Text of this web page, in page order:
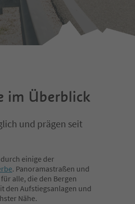
im Überblick
und prägen seit
einige der
. Panoramastraßen und
alle, die den Bergen
den Aufstiegsanlagen und
Nähe.